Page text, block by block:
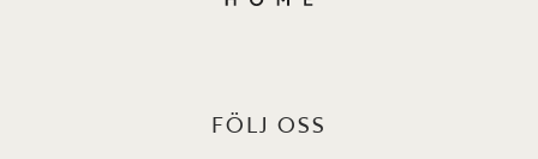
FÖLJ OSS